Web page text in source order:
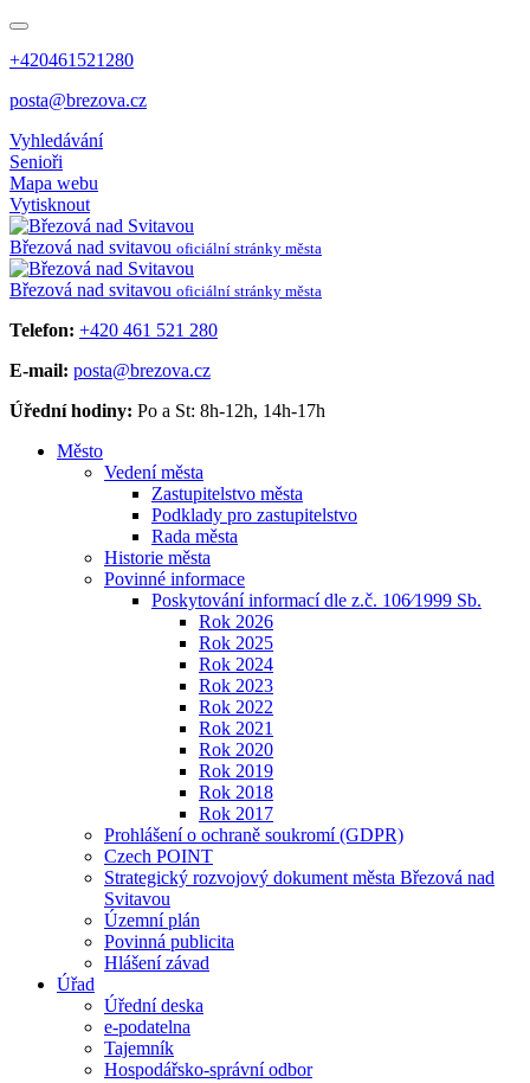
+420461521280
posta@brezova.cz
Vyhledávání
Senioři
Mapa webu
Vytisknout
Březová nad svitavou oficiální stránky města
Březová nad svitavou oficiální stránky města
Telefon: +420 461 521 280
E-mail: posta@brezova.cz
Úřední hodiny: Po a St: 8h-12h, 14h-17h
Město
Vedení města
Zastupitelstvo města
Podklady pro zastupitelstvo
Rada města
Historie města
Povinné informace
Poskytování informací dle z.č. 106⁄1999 Sb.
Rok 2026
Rok 2025
Rok 2024
Rok 2023
Rok 2022
Rok 2021
Rok 2020
Rok 2019
Rok 2018
Rok 2017
Prohlášení o ochraně soukromí (GDPR)
Czech POINT
Strategický rozvojový dokument města Březová nad
Svitavou
Územní plán
Povinná publicita
Hlášení závad
Úřad
Úřední deska
e-podatelna
Tajemník
Hospodářsko-správní odbor